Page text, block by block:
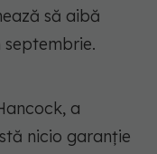
să aibă
a
nicio garanție